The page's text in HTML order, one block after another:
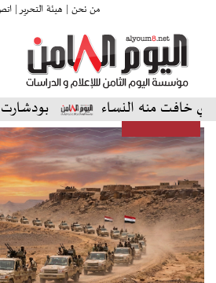
من نحن | هيئة التحرير |
النساء بودشارت يقود آلاف